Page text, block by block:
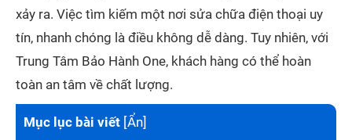
xảy ra. Việc tìm kiếm một nơi sửa chữa điện thoại uy
tín, nhanh chóng là điều không dễ dàng. Tuy nhiên, với
Trung Tâm Bảo Hành One, khách hàng có thể hoàn
toàn an tâm về chất lượng.
Mục lục bài viết [Ẩn]